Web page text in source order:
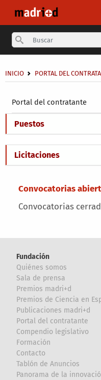
Portal del contratante
Sobrescribir enlaces
INICIO PORTAL DEL
Main menu
Convocatorias
Convocatorias
Puestos
Licitaciones
Fundación
Quiénes somos
Sala de prensa
Premios madri+d
Premios de Ciencia en
Publicaciones madri+d
Portal del contratante
Compendio legislativo
Formación
Contacto
Tablón de Anuncios
Panorama de la